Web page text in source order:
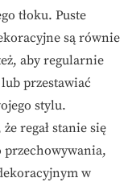
tłoku. Puste
są równie
aby regularnie
przestawiać
stylu.
regał stanie się
w